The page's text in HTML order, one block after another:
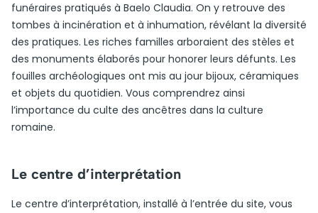
funéraires pratiqués à Baelo Claudia. On y retrouve des
tombes à incinération et à inhumation, révélant la diversité
des pratiques. Les riches familles arboraient des stèles et
des monuments élaborés pour honorer leurs défunts. Les
fouilles archéologiques ont mis au jour bijoux, céramiques
et objets du quotidien. Vous comprendrez ainsi
l’importance du culte des ancêtres dans la culture
romaine.
Le centre d’interprétation
Le centre d’interprétation, installé à l’entrée du site, vous